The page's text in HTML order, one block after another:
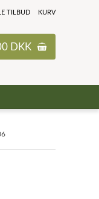
DKK
TILBUD KURV